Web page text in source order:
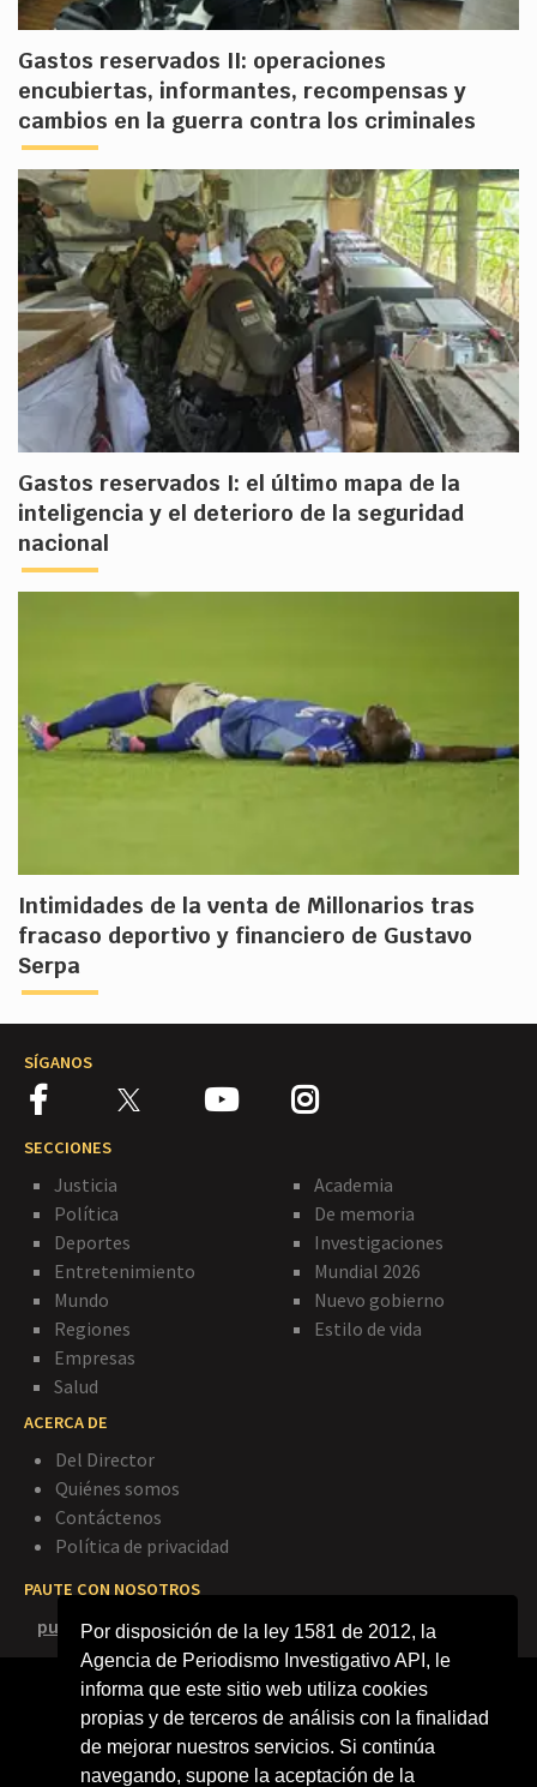
Por disposición de la ley 1581 de 2012, la
Agencia de Periodismo Investigativo API, le
informa que este sitio web utiliza cookies
propias y de terceros de análisis con la finalidad
de mejorar nuestros servicios. Si continúa
navegando, supone la aceptación de la
Gastos reservados II: operaciones
encubiertas, informantes, recompensas y
cambios en la guerra contra los criminales
Gastos reservados I: el último mapa de la
inteligencia y el deterioro de la seguridad
nacional
Intimidades de la venta de Millonarios tras
fracaso deportivo y financiero de Gustavo
Serpa
SÍGANOS
SECCIONES
Justicia
Política
Deportes
Entretenimiento
Mundo
Regiones
Empresas
Salud
Academia
De memoria
Investigaciones
Mundial 2026
Nuevo gobierno
Estilo de vida
ACERCA DE
Del Director
Quiénes somos
Contáctenos
Política de privacidad
PAUTE CON NOSOTROS
publicidad@agenciapi.co